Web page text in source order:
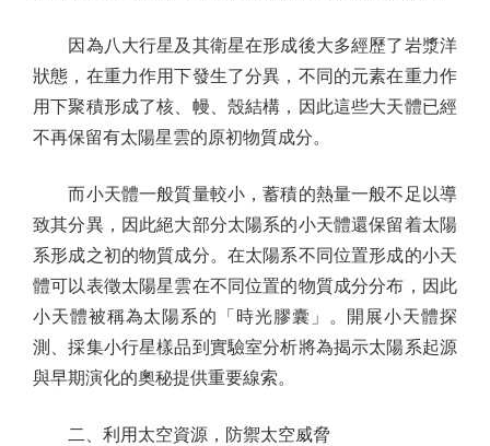
因為八大行星及其衛星在形成後大多經歷了岩漿洋
狀態，在重力作用下發生了分異，不同的元素在重力作
用下聚積形成了核、幔、殼結構，因此這些大天體已經
不再保留有太陽星雲的原初物質成分。
而小天體一般質量較小，蓄積的熱量一般不足以導
致其分異，因此絕大部分太陽系的小天體還保留着太陽
系形成之初的物質成分。在太陽系不同位置形成的小天
體可以表徵太陽星雲在不同位置的物質成分分布，因此
小天體被稱為太陽系的「時光膠囊」。開展小天體探
測、採集小行星樣品到實驗室分析將為揭示太陽系起源
與早期演化的奧秘提供重要線索。
二、利用太空資源，防禦太空威脅